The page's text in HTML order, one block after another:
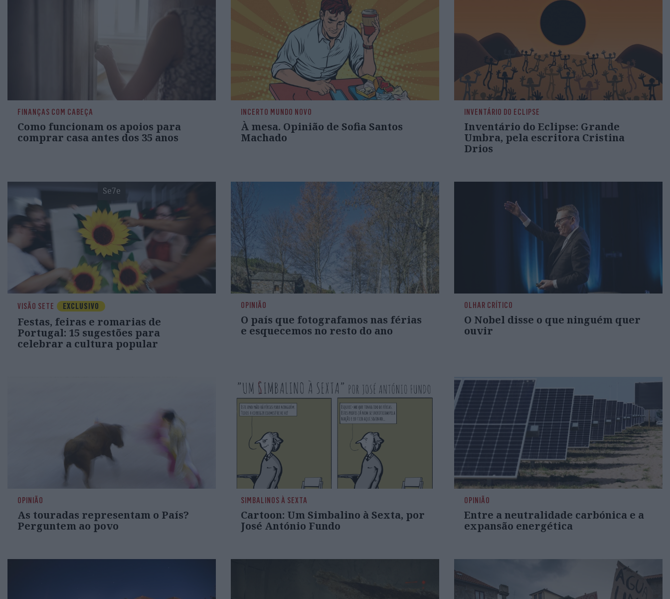
FINANÇAS COM CABEÇA
Como funcionam os apoios para
comprar casa antes dos 35 anos
INCERTO MUNDO NOVO
À mesa. Opinião de Sofia Santos
Machado
INVENTÁRIO DO ECLIPSE
Inventário do Eclipse: Grande
Umbra, pela escritora Cristina
Drios
Se7e
VISÃO SETE EXCLUSIVO
Festas, feiras e romarias de
Portugal: 15 sugestões para
celebrar a cultura popular
OPINIÃO
O país que fotografamos nas férias
e esquecemos no resto do ano
OLHAR CRÍTICO
O Nobel disse o que ninguém quer
ouvir
OPINIÃO
As touradas representam o País?
Perguntem ao povo
SIMBALINOS À SEXTA
Cartoon: Um Simbalino à Sexta, por
José António Fundo
OPINIÃO
Entre a neutralidade carbónica e a
expansão energética